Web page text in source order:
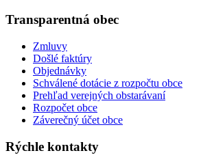
Transparentná obec
Zmluvy
Došlé faktúry
Objednávky
Schválené dotácie z rozpočtu obce
Prehľad verejných obstarávaní
Rozpočet obce
Záverečný účet obce
Rýchle kontakty